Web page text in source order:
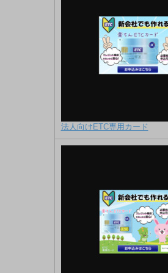
法人向けETC専用カード